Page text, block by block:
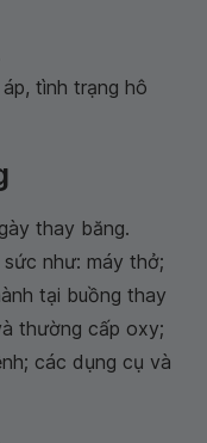
tình trạng hô
thay băng.
như: máy thở;
tại buồng thay
thường cấp oxy;
các dụng cụ và